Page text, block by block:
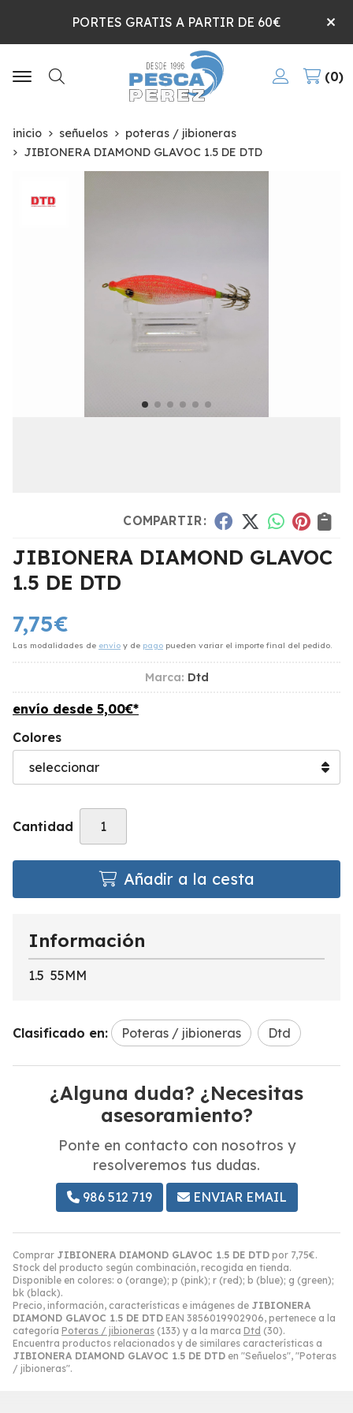
PORTES GRATIS A PARTIR DE 60€
Buscar
0
inicio señuelos
poteras / jibioneras
JIBIONERA DIAMOND GLAVOC 1.5 DE DTD
COMPARTIR:
JIBIONERA DIAMOND GLAVOC
1.5 DE DTD
7,75€
Las modalidades de envío y de pago pueden variar el importe final del pedido.
Marca: Dtd
envío desde 5,00€*
Colores
Cantidad
Añadir a la cesta
Comprar JIBIONERA DIAMOND GLAVOC 1.5 DE DTD por 7,75€.
Stock del producto según combinación, recogida en tienda.
Disponible en colores: o (orange); p (pink); r (red); b (blue); g (green);
bk (black).
Precio, información, características e imágenes de JIBIONERA
DIAMOND GLAVOC 1.5 DE DTD EAN 3856019902906, pertenece a la
categoría Poteras / jibioneras (133) y a la marca Dtd (30).
Encuentra productos relacionados y de similares características a
JIBIONERA DIAMOND GLAVOC 1.5 DE DTD en "Señuelos", "Poteras
/ jibioneras".
Información
1.5 55MM
Clasificado en: Poteras / jibioneras Dtd
¿Alguna duda? ¿Necesitas
asesoramiento?
Ponte en contacto con nosotros y
resolveremos tus dudas.
986 512 719 ENVIAR EMAIL